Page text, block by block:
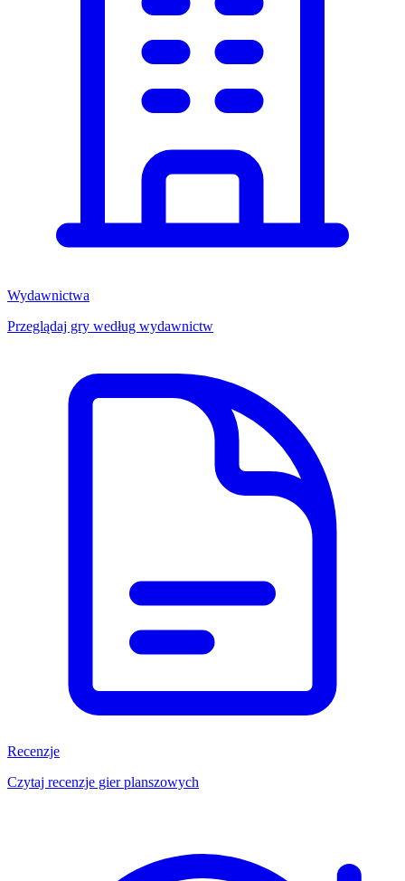
Wydawnictwa
Przeglądaj gry według wydawnictw
Recenzje
Czytaj recenzje gier planszowych